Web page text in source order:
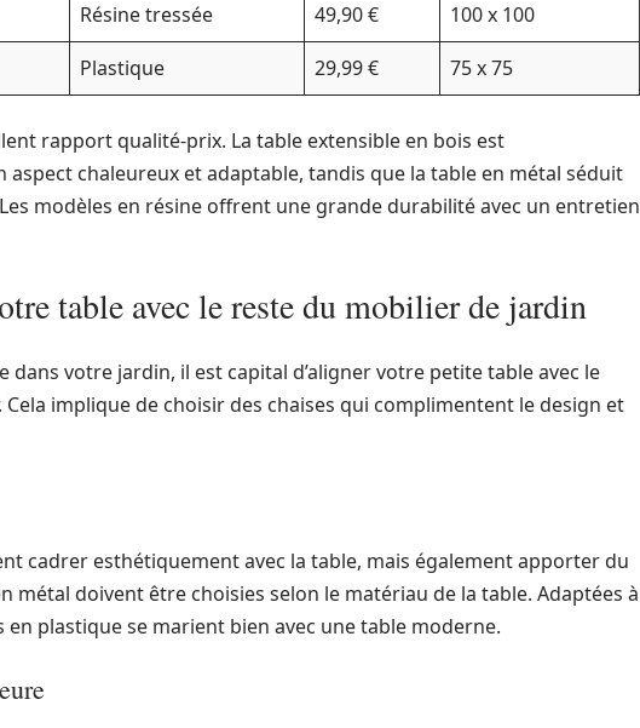
Résine tressée 49,90 €
100 x 100
Plastique 29,99 € 75 x 75
rapport qualité-prix. La table extensible en bois est
chaleureux et adaptable, tandis que la table en métal séduit
modèles en résine offrent une grande durabilité avec un entretien
table avec le reste du mobilier de jardin
dans votre jardin, il est capital d’aligner votre petite table avec le
implique de choisir des chaises qui complimentent le design et
cadrer esthétiquement avec la table, mais également apporter du
métal doivent être choisies selon le matériau de la table. Adaptées à
plastique se marient bien avec une table moderne.